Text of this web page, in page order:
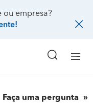
ou empresa?
Faça uma pergunta